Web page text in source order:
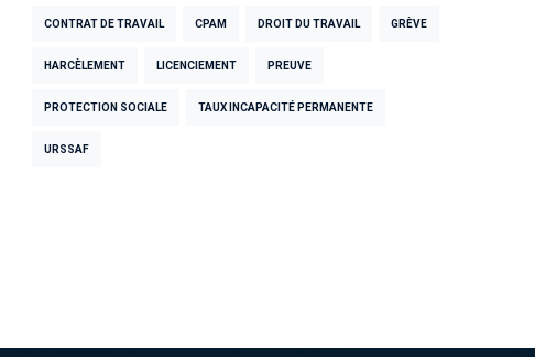
CONTRAT DE TRAVAIL CPAM DROIT DU TRAVAIL GRÈVE
HARCÈLEMENT LICENCIEMENT PREUVE
PROTECTION SOCIALE TAUX INCAPACITÉ PERMANENTE
URSSAF